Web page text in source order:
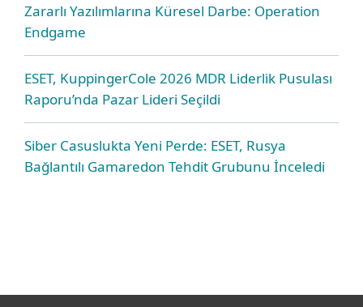
Zararlı Yazılımlarına Küresel Darbe: Operation
Endgame
ESET, KuppingerCole 2026 MDR Liderlik Pusulası
Raporu’nda Pazar Lideri Seçildi
Siber Casuslukta Yeni Perde: ESET, Rusya
Bağlantılı Gamaredon Tehdit Grubunu İnceledi